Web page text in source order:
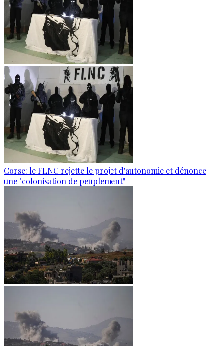
Corse: le FLNC rejette le projet d'autonomie et dénonce
une "colonisation de peuplement"